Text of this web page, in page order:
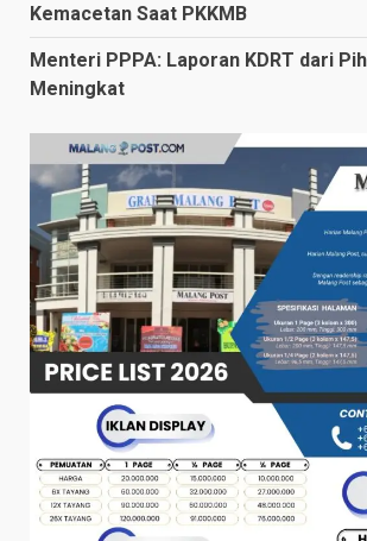
Kemacetan Saat PKKMB
Menteri PPPA: Laporan KDRT dari
Meningkat